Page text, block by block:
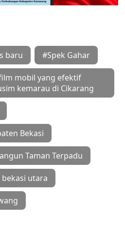
baru #Spek Gahar
mobil yang efektif
kemarau di Cikarang
Bekasi
Taman Terpadu
bekasi utara